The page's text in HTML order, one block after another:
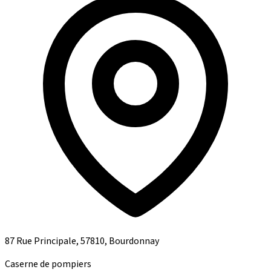
87 Rue Principale, 57810, Bourdonnay
Caserne de pompiers